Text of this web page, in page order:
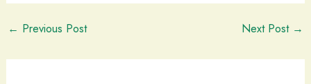
← Previous Post Next Post →